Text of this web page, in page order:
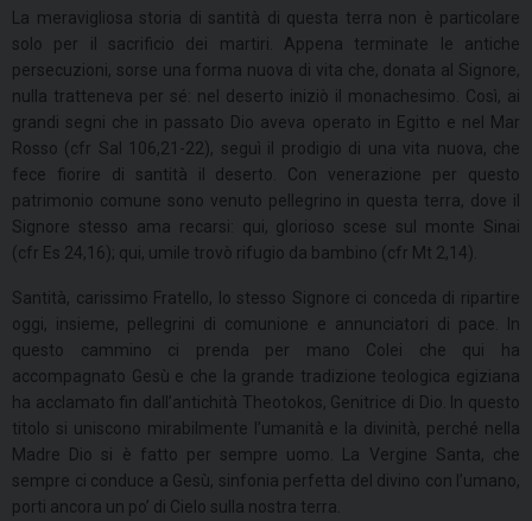
La meravigliosa storia di santità di questa terra non è particolare
solo per il sacrificio dei martiri. Appena terminate le antiche
persecuzioni, sorse una forma nuova di vita che, donata al Signore,
nulla tratteneva per sé: nel deserto iniziò il monachesimo. Così, ai
grandi segni che in passato Dio aveva operato in Egitto e nel Mar
Rosso (cfr Sal 106,21-22), seguì il prodigio di una vita nuova, che
fece fiorire di santità il deserto. Con venerazione per questo
patrimonio comune sono venuto pellegrino in questa terra, dove il
Signore stesso ama recarsi: qui, glorioso scese sul monte Sinai
(cfr Es 24,16); qui, umile trovò rifugio da bambino (cfr Mt 2,14).
Santità, carissimo Fratello, lo stesso Signore ci conceda di ripartire
oggi, insieme, pellegrini di comunione e annunciatori di pace. In
questo cammino ci prenda per mano Colei che qui ha
accompagnato Gesù e che la grande tradizione teologica egiziana
ha acclamato fin dall’antichità Theotokos, Genitrice di Dio. In questo
titolo si uniscono mirabilmente l’umanità e la divinità, perché nella
Madre Dio si è fatto per sempre uomo. La Vergine Santa, che
sempre ci conduce a Gesù, sinfonia perfetta del divino con l’umano,
porti ancora un po’ di Cielo sulla nostra terra.